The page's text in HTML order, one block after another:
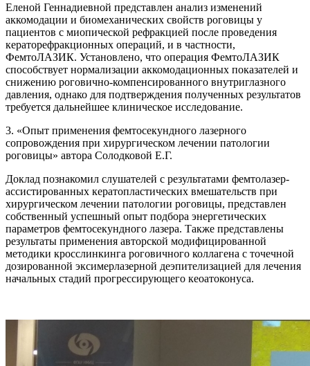
Еленой Геннадиевной представлен анализ изменений
аккомодации и биомеханических свойств роговицы у
пациентов с миопической рефракцией после проведения
кераторефракционных операций, и в частности,
ФемтоЛАЗИК. Установлено, что операция ФемтоЛАЗИК
способствует нормализации аккомодационных показателей и
снижению роговично-компенсированного внутриглазного
давления, однако для подтверждения полученных результатов
требуется дальнейшее клиническое исследование.
3. «Опыт применения фемтосекундного лазерного
сопровождения при хирургическом лечении патологии
роговицы» автора Солодковой Е.Г.
Доклад познакомил слушателей с результатами фемтолазер-
ассистированных кератопластических вмешательств при
хирургическом лечении патологии роговицы, представлен
собственный успешный опыт подбора энергетических
параметров фемтосекундного лазера. Также представлены
результаты применения авторской модифицированной
методики кросслинкинга роговичного коллагена с точечной
дозированной эксимерлазерной деэпителизацией для лечения
начальных стадий прогрессирующего кеоатоконуса.